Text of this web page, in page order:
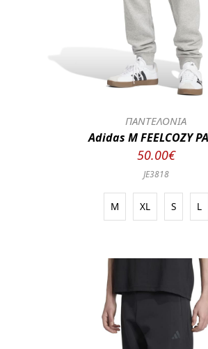
ΠΑΝΤΕΛΟΝΙΑ
Adidas M FEELCOZY
50.00€
JE3818
M XL S L